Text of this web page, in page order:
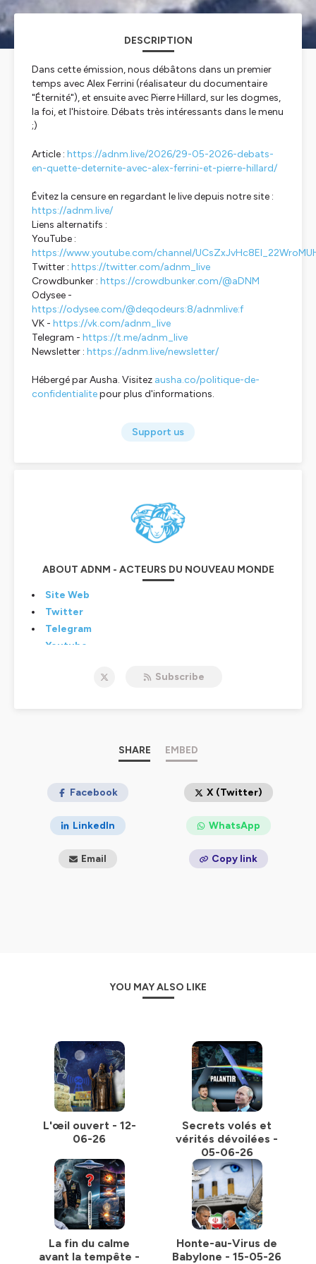
DESCRIPTION
Dans cette émission, nous débâtons dans un premier
temps avec Alex Ferrini (réalisateur du documentaire
"Éternité"), et ensuite avec Pierre Hillard, sur les dogmes,
la foi, et l'histoire. Débats très intéressants dans le menu
;)
Article : https://adnm.live/2026/29-05-2026-debats-
en-quette-deternite-avec-alex-ferrini-et-pierre-hillard/
Évitez la censure en regardant le live depuis notre site :
https://adnm.live/
Liens alternatifs :
YouTube :
https://www.youtube.com/channel/
Twitter : https://twitter.com/adnm_live
Crowdbunker : https://crowdbunker.com/@aDNM
Odysee -
https://odysee.com/@deqodeurs:8/adnmlive:f
VK - https://vk.com/adnm_live
Telegram - https://t.me/adnm_live
Newsletter : https://adnm.live/newsletter/
Hébergé par Ausha. Visitez ausha.co/politique-de-
confidentialitepour plus d'informations.
Support us
ABOUT ADNM - ACTEURS DU NOUVEAU MONDE
Site Web
Twitter
Telegram
Youtube
confidentialitepour plus d'informations.
Subscribe
SHARE EMBED
Facebook X (Twitter)
LinkedIn WhatsApp
Email Copy link
YOU MAY ALSO LIKE
L'œil ouvert - 12-
06-26
Secrets volés et
vérités dévoilées -
05-06-26
La fin du calme
avant la tempête -
Honte-au-Virus de
Babylone - 15-05-26